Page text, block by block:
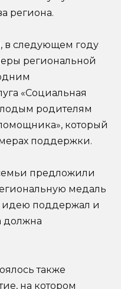
региона.
в следующем году
региональной
«Социальная
родителям
который
поддержки.
предложили
медаль
поддержал и
должна
также
на котором